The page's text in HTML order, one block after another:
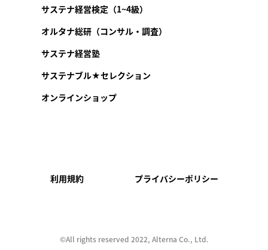
サステナ経営検定（1~4級）
オルタナ総研（コンサル・調査）
サステナ経営塾
サステナブル★セレクション
オンラインショップ
利用規約 プライバシーポリシー
©︎All rights reserved 2022, Alterna Co., Ltd.